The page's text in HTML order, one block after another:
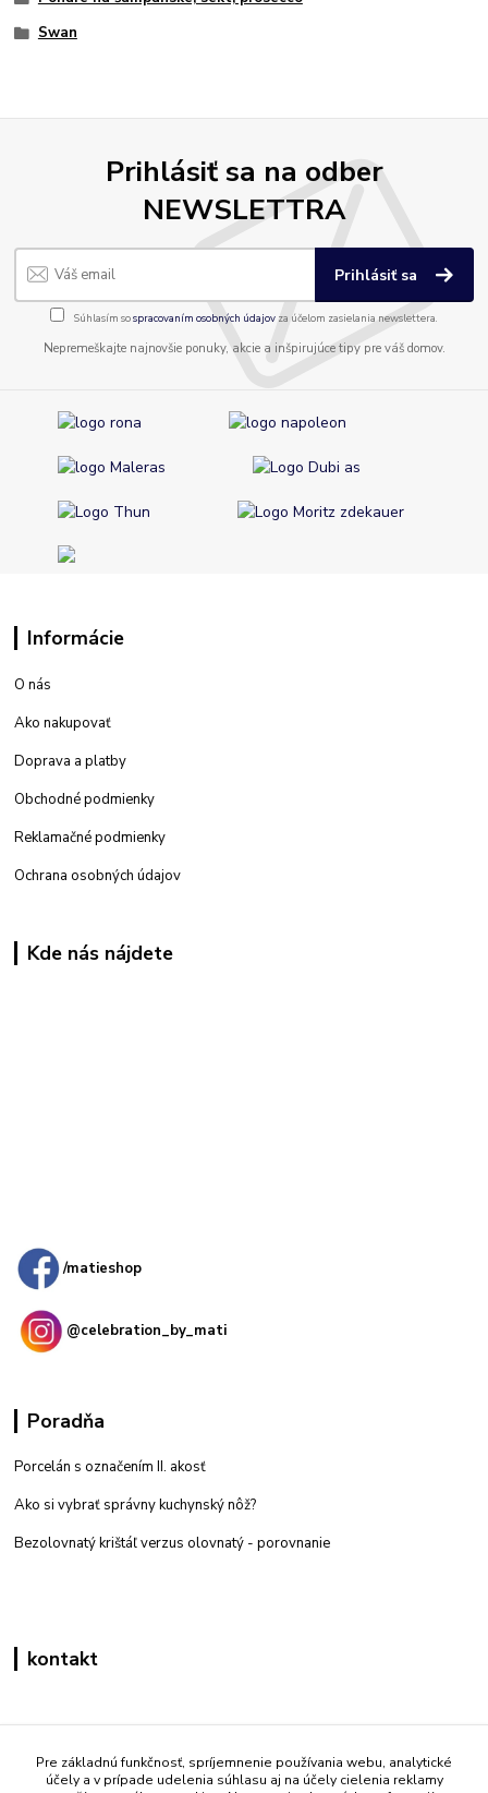
Swan
Prihlásiť sa na odber
NEWSLETTRA
Prihlásiť sa
Súhlasím sospracovaním osobných údajov za účelom zasielania newslettera.
Nepremeškajte najnovšie ponuky, akcie a inšpirujúce tipy pre váš domov.
Informácie
O nás
Ako nakupovať
Doprava a platby
Obchodné podmienky
Reklamačné podmienky
Ochrana osobných údajov
Kde nás nájdete
/matieshop
@celebration_by_mati
Poradňa
Porcelán s označením II. akosť
Ako si vybrať správny kuchynský nôž?
Bezolovnatý krištáľ verzus olovnatý - porovnanie
kontakt
+421 908 861 051
(Po - Pia 7:30-15:30)
Pre základnú funkčnosť, spríjemnenie používania webu, analytické
účely a v prípade udelenia súhlasu aj na účely cielenia reklamy